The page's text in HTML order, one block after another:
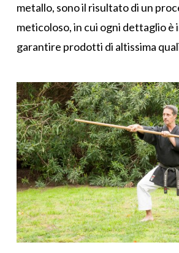
metallo, sono il risultato di un
meticoloso, in cui ogni dettaglio
garantire prodotti di altissima